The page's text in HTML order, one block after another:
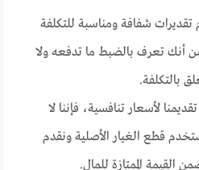
شفافة ومناسبة للتكلفة
أنك تعرف بالضبط ما تدفعه ولا
بالتكلفة.
لأسعار تنافسية، فإننا لا
قطع الغيار الأصلية ونقدم
القيمة الممتازة للمال.